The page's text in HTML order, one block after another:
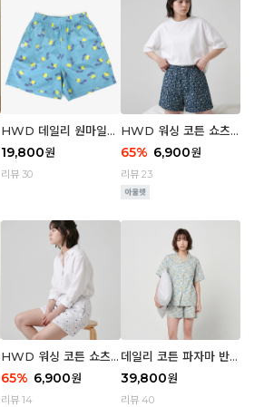
HWD 데일리 원마일
쇼츠 - 02 Chouchou
(우먼)
19,800원
리뷰 30
HWD 워싱 코튼 쇼츠
(우먼) - 03 Berry tre
e
65% 6,900원
리뷰 23
HWD 워싱 코튼 쇼츠
(우먼) - 01 Blue whal
e
65% 6,900원
리뷰 14
데일리 코튼 파자마 반팔
세트 (우먼) - 03 Sum
mer lane
39,800원
리뷰 40